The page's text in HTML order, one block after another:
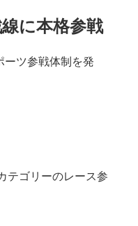
に本格参戦
ーツ参戦体制を発
テゴリーのレース参